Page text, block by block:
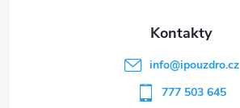
info@ipouzdro.cz
777 503 645